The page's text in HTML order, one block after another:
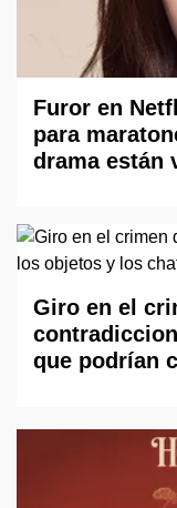
Furor en
para
drama están
Giro en el
que podrían